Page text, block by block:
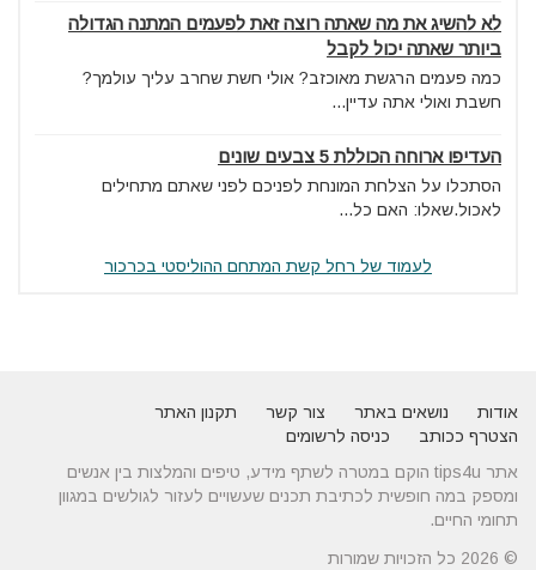
לא להשיג את מה שאתה רוצה זאת לפעמים המתנה הגדולה
ביותר שאתה יכול לקבל
כמה פעמים הרגשת מאוכזב? אולי חשת שחרב עליך עולמך?
חשבת ואולי אתה עדיין...
העדיפו ארוחה הכוללת 5 צבעים שונים
הסתכלו על הצלחת המונחת לפניכם לפני שאתם מתחילים
לאכול.שאלו: האם כל...
לעמוד של רחל קשת המתחם ההוליסטי בכרכור
אודות נושאים באתר צור קשר
תקנון האתר
הצטרף ככותב
כניסה לרשומים
אתר tips4u הוקם במטרה לשתף מידע, טיפים והמלצות בין אנשים
ומספק במה חופשית לכתיבת תכנים שעשויים לעזור לגולשים במגוון
תחומי החיים.
© 2026 כל הזכויות שמורות